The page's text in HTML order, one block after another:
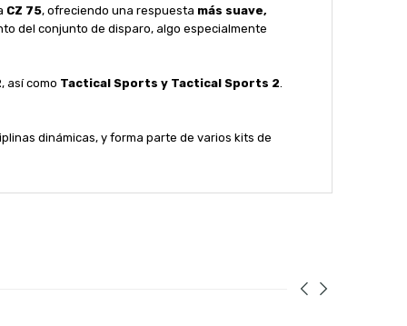
CZ 75, ofreciendo una respuesta más suave,
del conjunto de disparo, algo especialmente
, así como Tactical Sports y Tactical Sports 2
dinámicas, y forma parte de varios kits de